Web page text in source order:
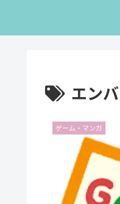
エン
ゲーム・マンガ